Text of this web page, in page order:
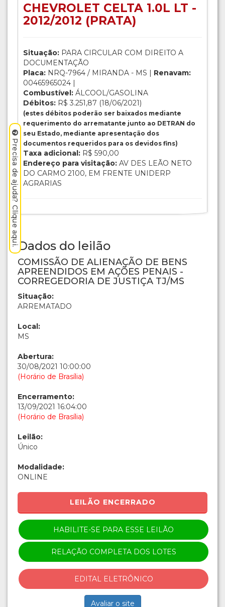
CHEVROLET CELTA 1.0L LT -
2012/2012 (PRATA)
Situação: PARA CIRCULAR COM DIREITO A
DOCUMENTAÇÃO
Placa: NRQ-7964 / MIRANDA - MS | Renavam:
00465965024 |
Combustível: ÁLCOOL/GASOLINA
Débitos: R$ 3.251,87 (18/06/2021)
(estes débitos poderão ser baixados mediante
requerimento do arrematante junto ao DETRAN do
seu Estado, mediante apresentação dos
documentos requeridos para os devidos fins)
Taxa adicional: R$ 590,00
Endereço para visitação: AV DES LEÃO NETO
DO CARMO 2100, EM FRENTE UNIDERP
AGRARIAS
Dados do leilão
COMISSÃO DE ALIENAÇÃO DE BENS
APREENDIDOS EM AÇÕES PENAIS -
CORREGEDORIA DE JUSTIÇA TJ/MS
Situação:
ARREMATADO
Local:
MS
Abertura:
30/08/2021 10:00:00
(Horário de Brasília)
Encerramento:
13/09/2021 16:04:00
(Horário de Brasília)
Leilão:
Único
Modalidade:
ONLINE
LEILÃO ENCERRADO
HABILITE-SE PARA ESSE LEILÃO
RELAÇÃO COMPLETA DOS LOTES
EDITAL ELETRÔNICO
Avaliar o site
Precisa de ajuda? Clique aqui.